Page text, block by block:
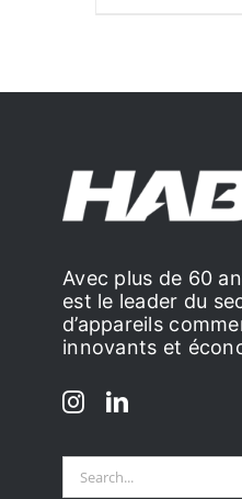
Avec plus de 60
est le leader du
d’appareils
innovants et
Search